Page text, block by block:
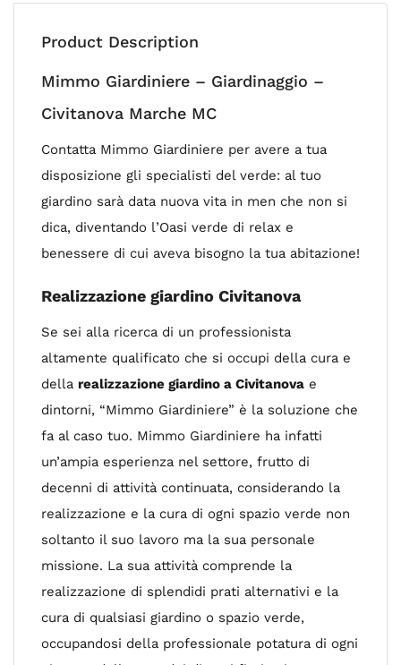
Product Description
Mimmo Giardiniere – Giardinaggio –
Civitanova Marche MC
Contatta Mimmo Giardiniere per avere a tua
disposizione gli specialisti del verde: al tuo
giardino sarà data nuova vita in men che non si
dica, diventando l’Oasi verde di relax e
benessere di cui aveva bisogno la tua abitazione!
Realizzazione giardino Civitanova
Se sei alla ricerca di un professionista
altamente qualificato che si occupi della cura e
della realizzazione giardino a Civitanova e
dintorni, “Mimmo Giardiniere” è la soluzione che
fa al caso tuo. Mimmo Giardiniere ha infatti
un’ampia esperienza nel settore, frutto di
decenni di attività continuata, considerando la
realizzazione e la cura di ogni spazio verde non
soltanto il suo lavoro ma la sua personale
missione. La sua attività comprende la
realizzazione di splendidi prati alternativi e la
cura di qualsiasi giardino o spazio verde,
occupandosi della professionale potatura di ogni